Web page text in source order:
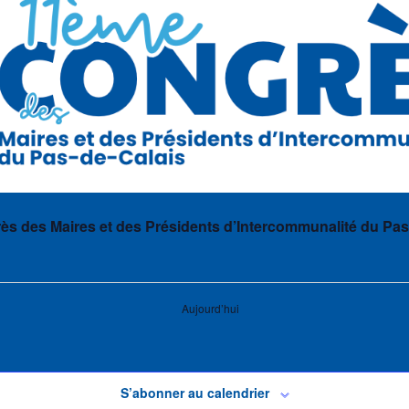
des Maires et des Présidents d’Intercommunalité du
Aujourd’hui
S’abonner au calendrier